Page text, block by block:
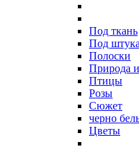
Под ткань
Под
Полоски
Природа
Птицы
Розы
Сюжет
черно
Цветы